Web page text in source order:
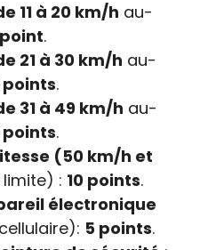
11 à 20 km/h au-
point.
21 à 30 km/h au-
points.
31 à 49 km/h au-
points.
(50 km/h et
: 10 points.
électronique
5 points.